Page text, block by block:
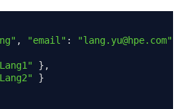
, "email" : "lang.yu@hpe.com"
},
}